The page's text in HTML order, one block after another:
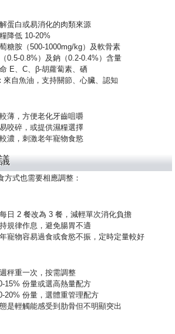
蛋白或易消化的肉類來源
降低 10-20%
糖胺（500-1000mg/kg）及軟骨素
0.5-0.8%）及鈉（0.2-0.4%）含量
E、C、β-胡蘿蔔素、硒
來自魚油，支持關節、心臟、認知
薄，方便老化牙齒咀嚼
咬碎，或提供濕糧選擇
濃，刺激老年寵物食慾
方式也需要相應調整：
日 2 餐改為 3 餐，減輕單次消化負擔
規律作息，避免腸胃不適
寵物容易過食或食慾不振，定時定量較好
秤重一次，按需調整
15% 份量或選高熱量配方
20% 份量，選體重管理配方
是輕觸能感受到肋骨但不明顯突出